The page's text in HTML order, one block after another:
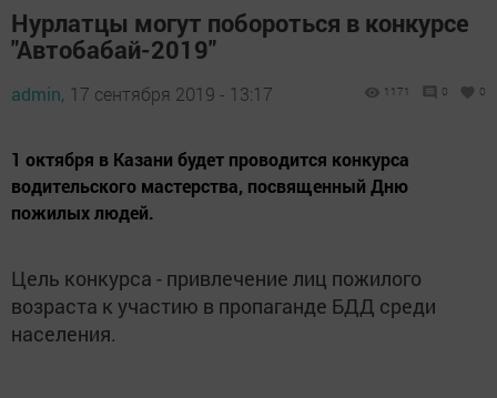
Нурлатцы могут побороться в конкурсе
"Автобабай-2019"
admin, 17 сентября 2019 - 13:17 1171 0 0
1 октября в Казани будет проводится конкурса
водительского мастерства, посвященный Дню
пожилых людей.
Цель конкурса - привлечение лиц пожилого
возраста к участию в пропаганде БДД среди
населения.